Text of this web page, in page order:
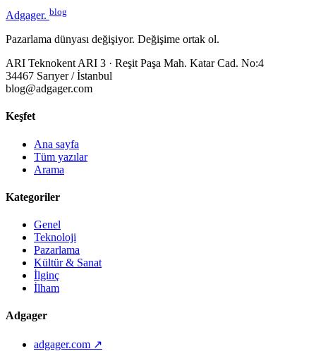
Adgager. blog
Pazarlama dünyası değişiyor. Değişime ortak ol.
ARI Teknokent ARI 3 · Reşit Paşa Mah. Katar Cad. No:4
34467 Sarıyer / İstanbul
blog@adgager.com
Keşfet
Ana sayfa
Tüm yazılar
Arama
Kategoriler
Genel
Teknoloji
Pazarlama
Kültür & Sanat
İlginç
İlham
Adgager
adgager.com ↗